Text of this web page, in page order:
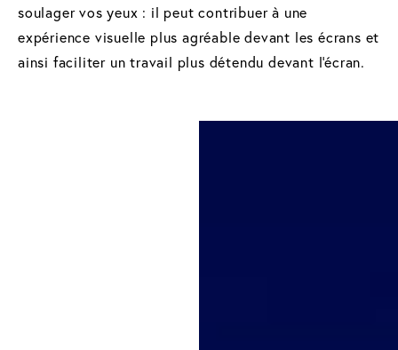
soulager vos yeux : il peut contribuer à une
expérience visuelle plus agréable devant les écrans et
ainsi faciliter un travail plus détendu devant l'écran.